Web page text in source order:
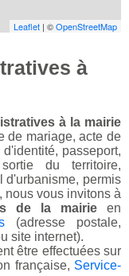
Leaflet | ©OpenStreetMap
à
à la mairie
de mariage, acte de
passeport,
du territoire,
d'urbanisme, permis
nous vous invitons à
de la mairie en
(adresse postale,
site internet).
être effectuées sur
française, Service-